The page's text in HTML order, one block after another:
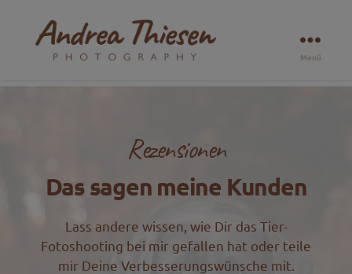
🐴
Ruhrgebiet
Menü
Rezensionen
Das sagen meine Kunden
Lass andere wissen, wie Dir das Tier-
Fotoshooting bei mir gefallen hat oder teile
mir Deine Verbesserungswünsche mit.